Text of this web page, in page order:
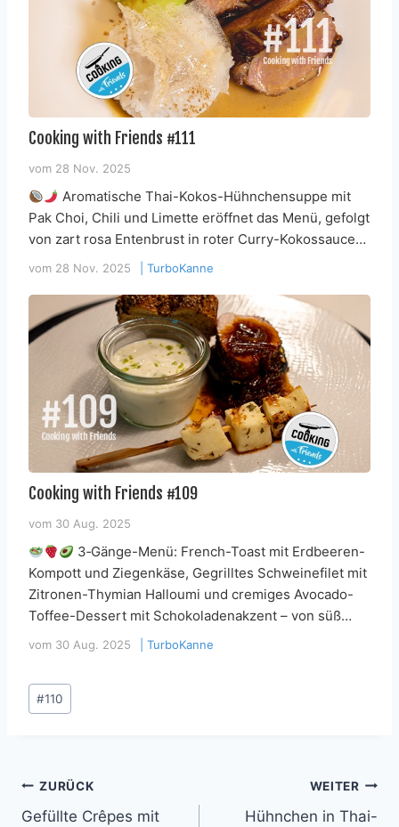
Cooking with Friends #111
vom 28 Nov. 2025
Aromatische Thai-Kokos-Hühnchensuppe mit
Pak Choi, Chili und Limette eröffnet das Menü, gefolgt
von zart rosa Entenbrust in roter Curry-Kokossauce…
vom 28 Nov. 2025 TurboKanne
Cooking with Friends #109
vom 30 Aug. 2025
3‑Gänge-Menü: French-Toast mit Erdbeeren-
Kompott und Ziegenkäse, Gegrilltes Schweinefilet mit
Zitronen-Thymian Halloumi und cremiges Avocado-
Toffee-Dessert mit Schokoladenakzent – von süß…
vom 30 Aug. 2025 TurboKanne
Schlagworte:
#110
Beitragsnavigation
ZURÜCK
Gefüllte Crêpes mit
WEITER
Hühnchen in Thai-